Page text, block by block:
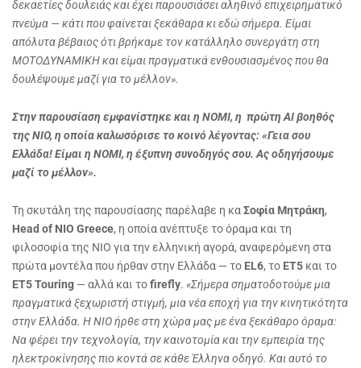
δεκαετίες δουλειάς και έχει παρουσιάσει αληθινό επιχειρηματικό
πνεύμα — κάτι που φαίνεται ξεκάθαρα κι εδώ σήμερα. Είμαι
απόλυτα βέβαιος ότι βρήκαμε τον κατάλληλο συνεργάτη στη
ΜΟΤΟΔΥΝΑΜΙΚΗ και είμαι πραγματικά ενθουσιασμένος που θα
δουλέψουμε μαζί για το μέλλον».
Στην παρουσίαση εμφανίστηκε και η NOMI, η πρώτη AI βοηθός
τηςNIO, η οποία καλωσόρισε το κοινό λέγοντας: «Γεια σου
Ελλάδα! Είμαι η NOMI, η έξυπνη συνοδηγός σου. Ας οδηγήσουμε
μαζί το μέλλον».
Τη σκυτάλη της παρουσίασης παρέλαβε η κα Σοφία Μητράκη,
Head of NIO Greece, η οποία ανέπτυξε το όραμα και τη
φιλοσοφία της NIO για την ελληνική αγορά, αναφερόμενη στα
πρώτα μοντέλα που ήρθαν στην Ελλάδα — το EL6, το ET5 και το
ET5Touring — αλλά και τοfirefly. «Σήμερα σηματοδοτούμε μια
πραγματικά ξεχωριστή στιγμή, μια νέα εποχή για την κινητικότητα
στην Ελλάδα. Η NIO ήρθε στη χώρα μας με ένα ξεκάθαρο όραμα:
Nα φέρει την τεχνολογία, την καινοτομία και την εμπειρία της
ηλεκτροκίνησης πιο κοντά σε κάθε Έλληνα οδηγό. Και αυτό το